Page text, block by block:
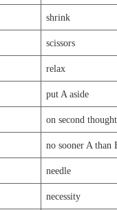
shrink
scissors
relax
put A aside
on second thought
no sooner A than
needle
necessity